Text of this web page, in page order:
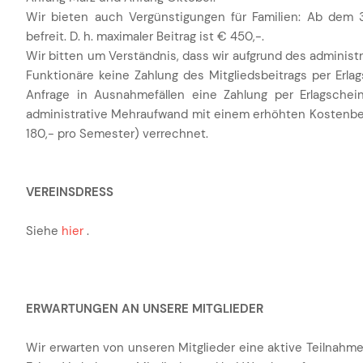
Wir bieten auch Vergünstigungen für Familien: Ab
befreit. D. h. maximaler Beitrag ist € 450,-.
Wir bitten um Verständnis, dass wir aufgrund des
Funktionäre keine Zahlung des Mitgliedsbeitrags per
Anfrage in Ausnahmefällen eine Zahlung per
administrative Mehraufwand mit einem erhöhten
180,- pro Semester) verrechnet.
VEREINSDRESS
Siehe hier .
ERWARTUNGEN AN UNSERE MITGLIEDER
Wir erwarten von unseren Mitglieder eine aktive